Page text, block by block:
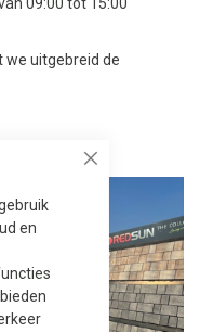
en
we uitgebreid de